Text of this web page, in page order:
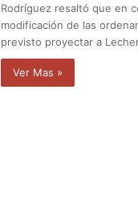
Rodríguez resaltó que en
modificación de las
previsto proyectar a
Ver Mas »